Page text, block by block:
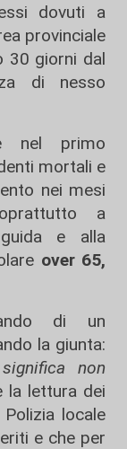
dovuti a
provinciale
30 giorni dal
di nesso
nel primo
mortali e
nei mesi
a
e alla
over 65,
di un
la giunta:
non
la lettura dei
locale
e che per